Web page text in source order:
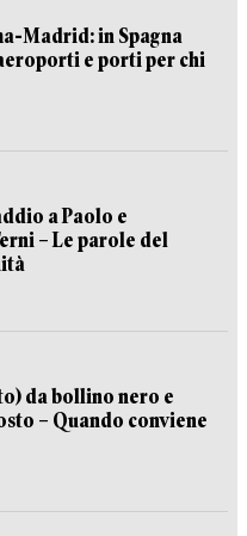
Madrid: in Spagna
e porti per chi
a Paolo e
– Le parole del
da bollino nero e
– Quando conviene